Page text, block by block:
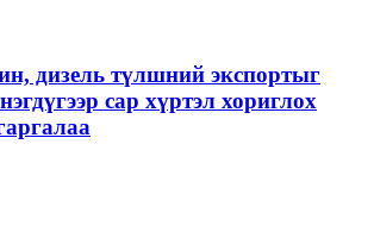
дизель түлшний экспортыг
сар хүртэл хориглох